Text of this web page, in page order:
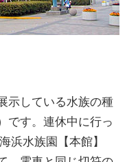
示している水族の種
です。連休中に行っ
浜水族園【本館】